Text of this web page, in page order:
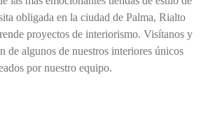
obligada en la ciudad de Palma, Rialto
proyectos de interiorismo. Visítanos y
de algunos de nuestros interiores únicos
por nuestro equipo.